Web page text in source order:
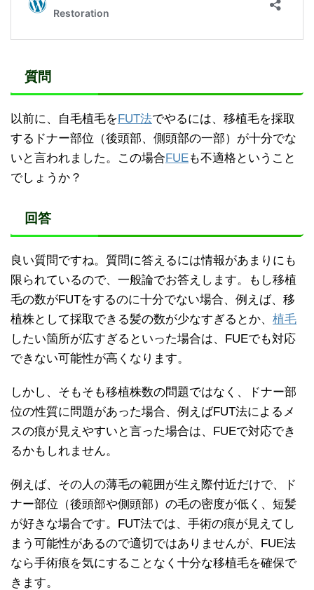
質問
以前に、自毛植毛をFUT法でやるには、移植毛を採取
するドナー部位（後頭部、側頭部の一部）が十分でな
いと言われました。この場合FUEも不適格ということ
でしょうか？
回答
良い質問ですね。質問に答えるには情報があまりにも
限られているので、一般論でお答えします。もし移植
毛の数がFUTをするのに十分でない場合、例えば、移
植株として採取できる髪の数が少なすぎるとか、 植毛
したい箇所が広すぎるといった場合は、FUEでも対応
できない可能性が高くなります。
しかし、そもそも移植株数の問題ではなく、ドナー部
位の性質に問題があった場合、例えばFUT法によるメ
スの痕が見えやすいと言った場合は、FUEで対応でき
るかもしれません。
例えば、その人の薄毛の範囲が生え際付近だけで、ド
ナー部位（後頭部や側頭部）の毛の密度が低く、短髪
が好きな場合です。FUT法では、手術の痕が見えてし
まう可能性があるので適切ではありませんが、FUE法
なら手術痕を気にすることなく十分な移植毛を確保で
きます。